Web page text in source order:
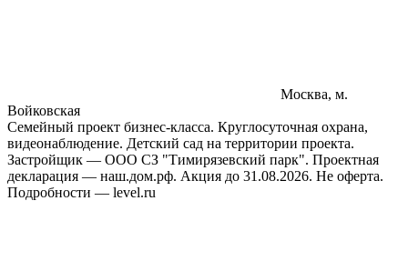
Москва, м.
Войковская
Семейный проект бизнес-класса. Круглосуточная охрана,
видеонаблюдение. Детский сад на территории проекта.
Застройщик — ООО СЗ "Тимирязевский парк". Проектная
декларация — наш.дом.рф. Акция до 31.08.2026. Не оферта.
Подробности — level.ru